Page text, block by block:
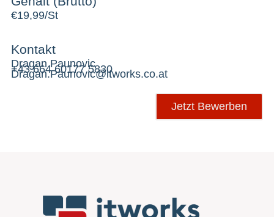
€19,99/St
Kontakt
Dragan Paunovic
+43 664 60177 5830
Dragan.Paunovic@itworks.co.at
Jetzt Bewerben